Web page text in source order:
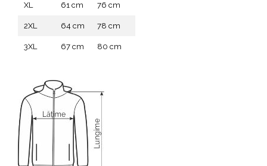
XL 61 cm 76 cm
2XL 64 cm 78 cm
3XL 67 cm 80 cm